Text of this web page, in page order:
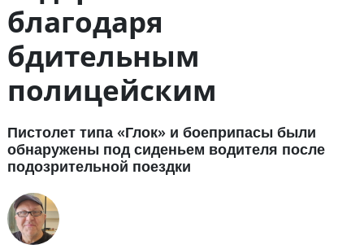
благодаря
бдительным
полицейским
Пистолет типа «Глок» и боеприпасы были
обнаружены под сиденьем водителя после
подозрительной поездки